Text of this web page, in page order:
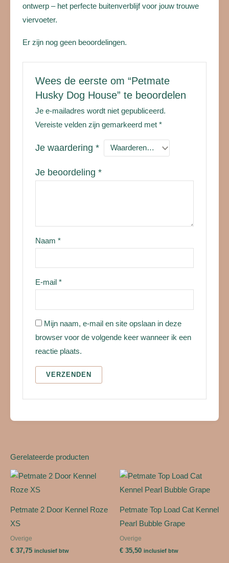
ontwerp – het perfecte buitenverblijf voor jouw trouwe
viervoeter.
Er zijn nog geen beoordelingen.
Wees de eerste om “Petmate
Husky Dog House” te beoordelen
Je e-mailadres wordt niet gepubliceerd.
Vereiste velden zijn gemarkeerd met*
Je waardering*
Je beoordeling*
Naam*
E-mail*
Mijn naam, e-mail en site opslaan in deze
browser voor de volgende keer wanneer ik een
reactie plaats.
Gerelateerde producten
Petmate 2 Door Kennel Roze
XS
Overige
€ 37,75 inclusief btw
Petmate Top Load Cat Kennel
Pearl Bubble Grape
Overige
€ 35,50 inclusief btw